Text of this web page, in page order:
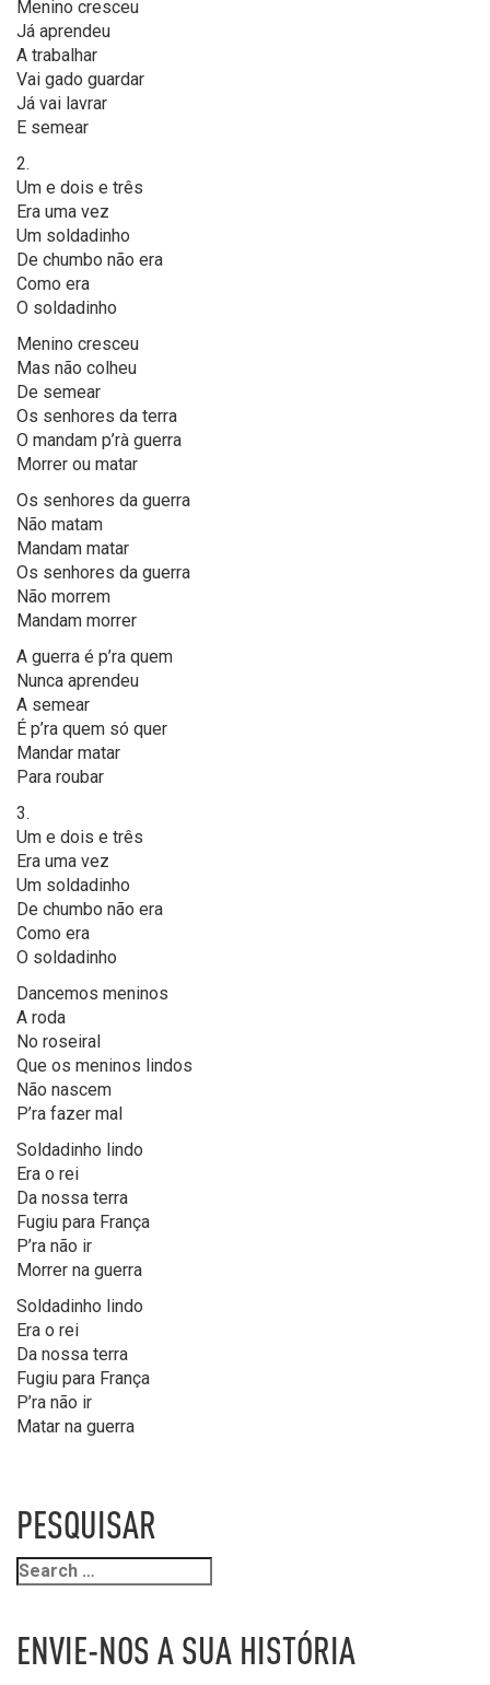
Menino cresceu
Já aprendeu
A trabalhar
Vai gado guardar
Já vai lavrar
E semear
2.
Um e dois e três
Era uma vez
Um soldadinho
De chumbo não era
Como era
O soldadinho
Menino cresceu
Mas não colheu
De semear
Os senhores da terra
O mandam p’rà guerra
Morrer ou matar
Os senhores da guerra
Não matam
Mandam matar
Os senhores da guerra
Não morrem
Mandam morrer
A guerra é p’ra quem
Nunca aprendeu
A semear
É p’ra quem só quer
Mandar matar
Para roubar
3.
Um e dois e três
Era uma vez
Um soldadinho
De chumbo não era
Como era
O soldadinho
Dancemos meninos
A roda
No roseiral
Que os meninos lindos
Não nascem
P’ra fazer mal
Soldadinho lindo
Era o rei
Da nossa terra
Fugiu para França
P’ra não ir
Morrer na guerra
Soldadinho lindo
Era o rei
Da nossa terra
Fugiu para França
P’ra não ir
Matar na guerra
PESQUISAR
ENVIE-NOS A SUA HISTÓRIA